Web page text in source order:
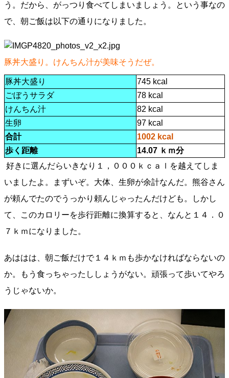
う。だから、がっつり食べてしまいましょう。という事なの
で、朝ご飯は以下の通りになりました。
豚丼大盛り。けんちん汁が美味そうだぜ。
豚丼大盛り
745 kcal
ごぼうサラダ
78 kcal
けんちん汁
82 kcal
生卵
97 kcal
合計
1002 kcal
歩く距離
14.07 ｋｍ分
好きに選んだらいきなり１，０００ｋｃａｌを越えてしま
いましたよ。まずいぞ。大体、生卵が余計なんだ。熊谷さん
が頼んでたのでうっかり頼んじゃったんだけども。しかし
て、このカロリーを歩行距離に換算すると、なんと１４．０
７ｋｍになりました。
あははは、朝ご飯だけで１４ｋｍも歩かなければならないの
か。もう食っちゃったししょうがない。頑張って歩いてやろ
うじゃないか。